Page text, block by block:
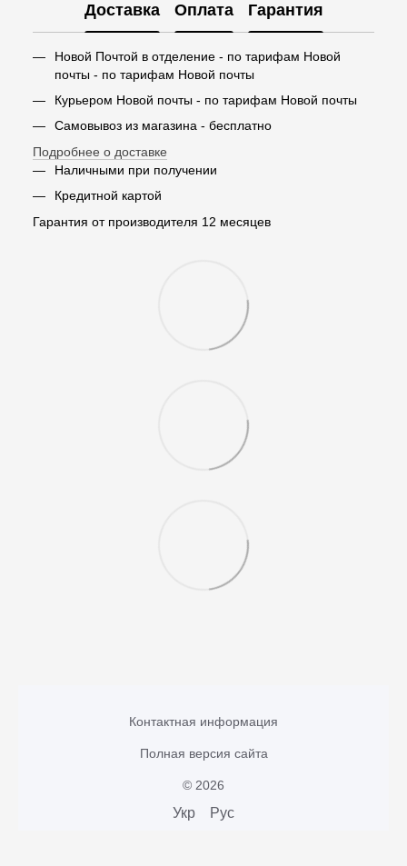
Доставка Оплата Гарантия
Новой Почтой в отделение - по тарифам Новой
почты - по тарифам Новой почты
Курьером Новой почты - по тарифам Новой почты
Самовывоз из магазина - бесплатно
Подробнее о доставке
Наличными при получении
Кредитной картой
Гарантия от производителя 12 месяцев
Контактная информация
Полная версия сайта
© 2026
Укр Рус